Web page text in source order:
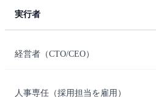
実行者
経営者（CTO/CEO）
人事専任（採用担当を雇用）